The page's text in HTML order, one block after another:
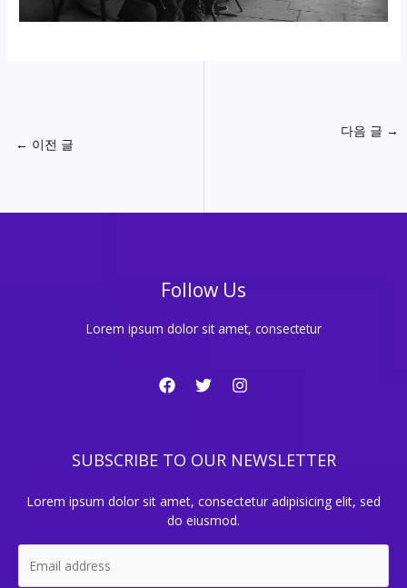
← 이전 글
다음 글 →
Follow Us
Lorem ipsum dolor sit amet, consectetur
SUBSCRIBE TO OUR NEWSLETTER
Lorem ipsum dolor sit amet, consectetur adipisicing elit, sed
do eiusmod.